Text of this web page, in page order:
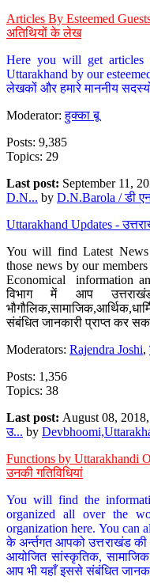
Articles By Esteemed
अतिथियों के लेख
Here you will get articles
Uttarakhand by our
लेखकों और हमारे माननीय
Moderator:हुक्का बू
Posts: 9,385
Topics: 29
Last post: September 11,
D.N... by D.N.Barola / डी
Uttarakhand Updates -
You will find Latest News
those news by our
Economical information
विभाग में आप
संबंधित जानकारी प्राप्त कर
Moderators: Rajendra Joshi,
Posts: 1,356
Topics: 38
Last post: August 08,
उ... by
Functions by Uttarakhandi
उनकी गतिविधियां
You will find the
organized all over the
organization here. You can
के अर्न्तगत आपको उत्तराखंड की
आयोजित सांस्कृतिक,
आप भी यहाँ इससे संबंधित